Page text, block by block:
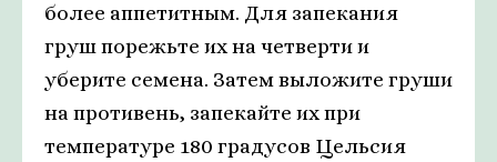
более аппетитным. Для запекания
груш порежьте их на четверти и
уберите семена. Затем выложите груши
на противень, запекайте их при
температуре 180 градусов Цельсия